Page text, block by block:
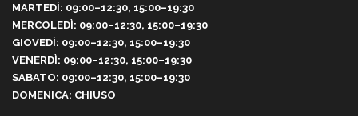
MARTEDÌ: 09:00–12:30, 15:00–19:30
MERCOLEDÌ: 09:00–12:30, 15:00–19:30
GIOVEDÌ: 09:00–12:30, 15:00–19:30
VENERDÌ: 09:00–12:30, 15:00–19:30
SABATO: 09:00–12:30, 15:00–19:30
DOMENICA: CHIUSO